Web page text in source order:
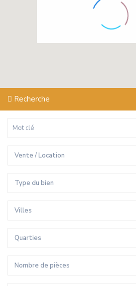
Recherche
Vente / Location
Type du bien
Villes
Quarties
Nombre de pièces